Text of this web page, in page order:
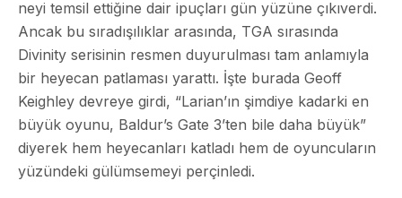
neyi temsil ettiğine dair ipuçları gün yüzüne çıkıverdi.
Ancak bu sıradışılıklar arasında, TGA sırasında
Divinity serisinin resmen duyurulması tam anlamıyla
bir heyecan patlaması yarattı. İşte burada Geoff
Keighley devreye girdi, “Larian’ın şimdiye kadarki en
büyük oyunu, Baldur’s Gate 3’ten bile daha büyük”
diyerek hem heyecanları katladı hem de oyuncuların
yüzündeki gülümsemeyi perçinledi.